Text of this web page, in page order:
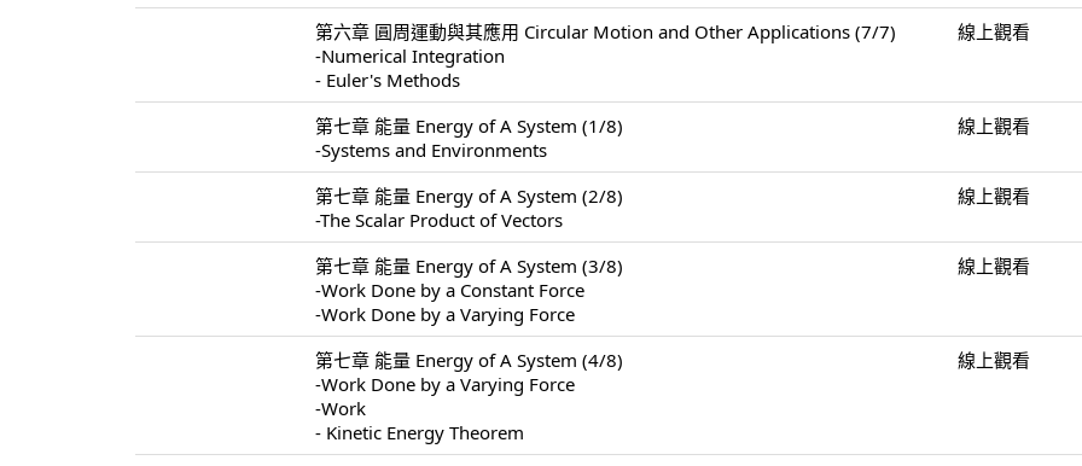
第六章 圓周運動與其應用 Circular Motion and Other Applications (7/7)
-Numerical Integration
- Euler's Methods
線上觀看
第七章 能量 Energy of A System (1/8)
-Systems and Environments
線上觀看
第七章 能量 Energy of A System (2/8)
-The Scalar Product of Vectors
線上觀看
第七章 能量 Energy of A System (3/8)
-Work Done by a Constant Force
-Work Done by a Varying Force
線上觀看
第七章 能量 Energy of A System (4/8)
-Work Done by a Varying Force
-Work
- Kinetic Energy Theorem
線上觀看